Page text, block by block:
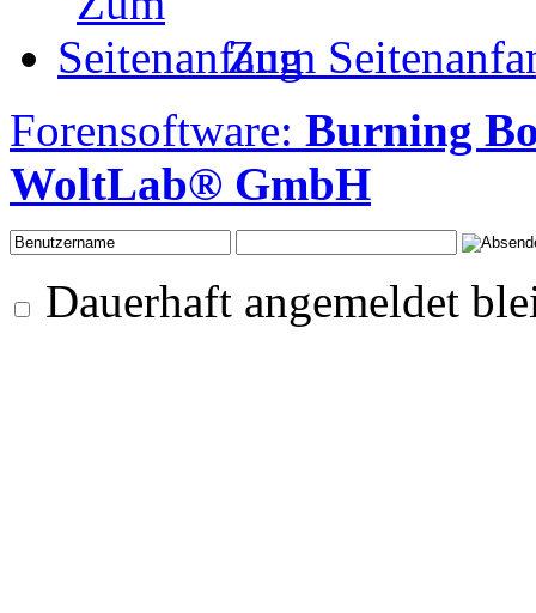
Zum
Forensoftware: Burning
WoltLab® GmbH
Dauerhaft angemeldet